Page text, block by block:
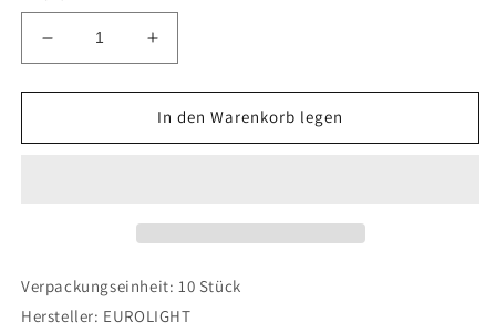
Verringere
die
Menge
Gewindeschrauben
Erhöhe
die
Menge
für
Gewindeschrauben
In den Warenkorb legen
Verpackungseinheit: 10 Stück
Hersteller: EUROLIGHT